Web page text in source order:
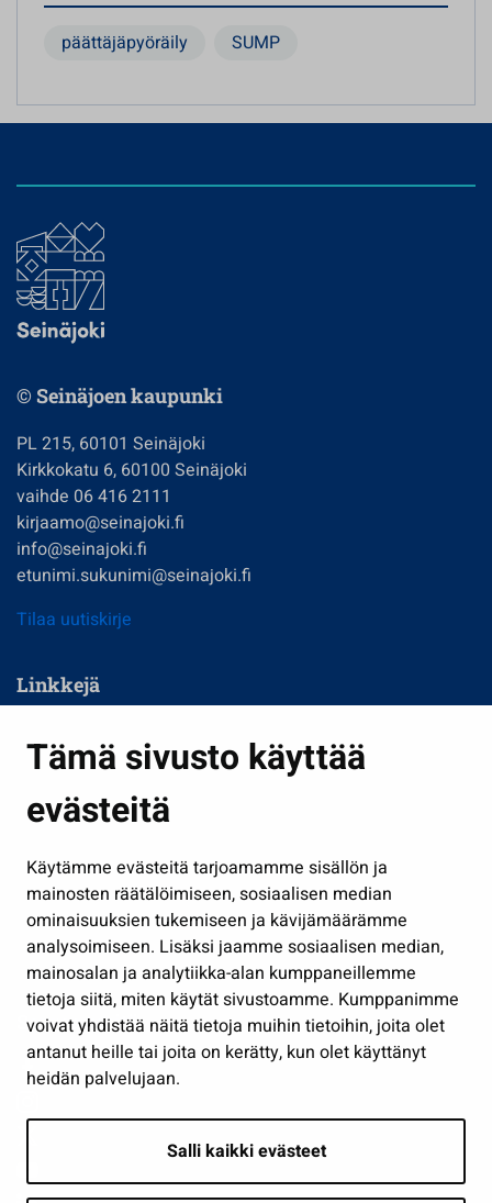
Tämä sivusto käyttää
evästeitä
Käytämme evästeitä tarjoamamme sisällön ja
mainosten räätälöimiseen, sosiaalisen median
ominaisuuksien tukemiseen ja kävijämäärämme
analysoimiseen. Lisäksi jaamme sosiaalisen median,
mainosalan ja analytiikka-alan kumppaneillemme
tietoja siitä, miten käytät sivustoamme. Kumppanimme
voivat yhdistää näitä tietoja muihin tietoihin, joita olet
antanut heille tai joita on kerätty, kun olet käyttänyt
heidän palvelujaan.
Salli kaikki evästeet
päättäjäpyöräily SUMP
© Seinäjoen kaupunki
PL 215, 60101 Seinäjoki
Kirkkokatu 6, 60100 Seinäjoki
vaihde 06 416 2111
kirjaamo@seinajoki.fi
info@seinajoki.fi
etunimi.sukunimi@seinajoki.fi
Tilaa uutiskirje
Linkkejä
Kasvatus ja opetus
Kulttuuri ja liikunta
Työ ja yrittäminen
Osallistu ja asioi
Näytä omat evästeasetukseni
Seuraa meitä